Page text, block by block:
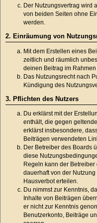
Der Nutzungsvertrag wird
von beiden Seiten ohne
werden.
2. Einräumung von
Mit dem Erstellen eines
zeitlich und räumlich
deinen Beitrag im Rahmen
Das Nutzungsrecht nach
Kündigung des
3. Pflichten des Nutzers
Du erklärst mit der
enthält, die gegen
erklärst insbesondere,
Beiträgen verwendeten
Der Betreiber des Boards
diese
Regeln kann der
dauerhaft von der
Hausverbot erteilen.
Du nimmst zur Kenntnis,
Inhalte von Beiträgen
er nicht zur Kenntnis
Benutzerkonto, Beiträge